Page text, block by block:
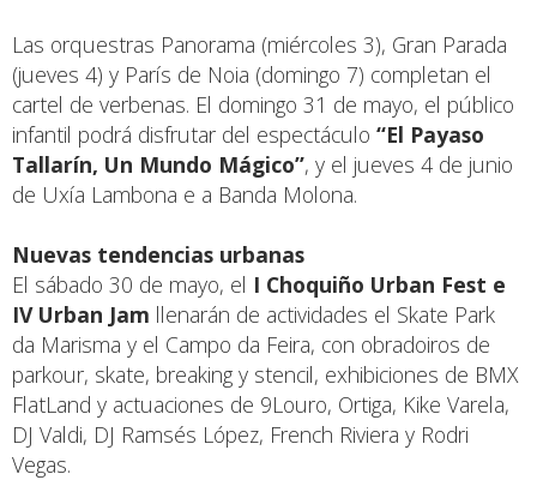
Las orquestras Panorama (miércoles 3), Gran Parada
(jueves 4) y París de Noia (domingo 7) completan el
cartel de verbenas. El domingo 31 de mayo, el público
infantil podrá disfrutar del espectáculo “El Payaso
Tallarín, Un Mundo Mágico”, y el jueves 4 de junio
de Uxía Lambona e a Banda Molona.
Nuevas tendencias urbanas
El sábado 30 de mayo, el I Choquiño Urban Fest e
IV Urban Jam llenarán de actividades el Skate Park
da Marisma y el Campo da Feira, con obradoiros de
parkour, skate, breaking y stencil, exhibiciones de BMX
FlatLand y actuaciones de 9Louro, Ortiga, Kike Varela,
DJ Valdi, DJ Ramsés López, French Riviera y Rodri
Vegas.